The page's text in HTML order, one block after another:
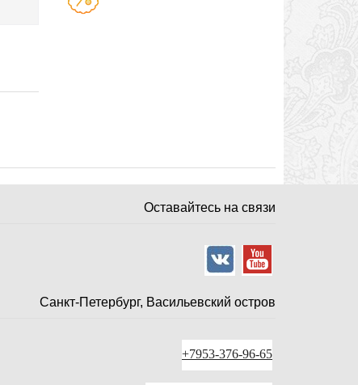
Оставайтесь на связи
Санкт-Петербург, Васильевский остров
+7953-376-96-65